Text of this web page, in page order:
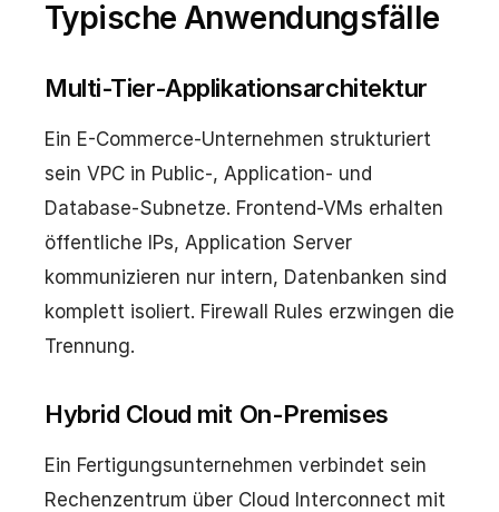
Typische Anwendungsfälle
Multi-Tier-Applikationsarchitektur
Ein E-Commerce-Unternehmen strukturiert
sein VPC in Public-, Application- und
Database-Subnetze. Frontend-VMs erhalten
öffentliche IPs, Application Server
kommunizieren nur intern, Datenbanken sind
komplett isoliert. Firewall Rules erzwingen die
Trennung.
Hybrid Cloud mit On-Premises
Ein Fertigungsunternehmen verbindet sein
Rechenzentrum über Cloud Interconnect mit